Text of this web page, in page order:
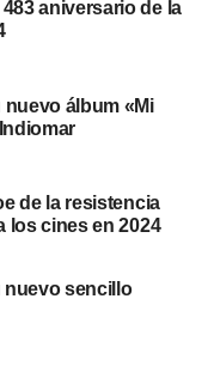
aniversario de la
álbum «Mi
de la resistencia
los cines en 2024
nuevo sencillo